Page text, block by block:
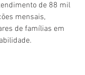
de 88 mil
mensais,
de famílias em